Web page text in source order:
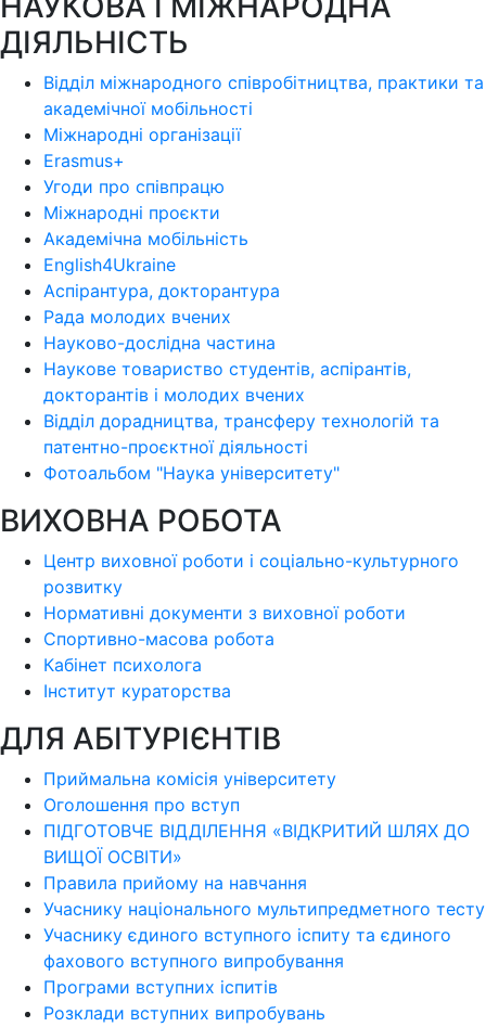
ДІЯЛЬНІСТЬ
Відділ міжнародного співробітництва, практики та
академічної мобільності
Міжнародні організації
Erasmus+
Угоди про співпрацю
Міжнародні проєкти
Академічна мобільність
English4Ukraine
Аспірантура, докторантура
Рада молодих вчених
Науково-дослідна частина
Наукове товариство студентів, аспірантів,
докторантів і молодих вчених
Відділ дорадництва, трансферу технологій та
патентно-проєктної діяльності
Фотоальбом "Наука університету"
ВИХОВНА РОБОТА
Центр виховної роботи і соціально-культурного
розвитку
Нормативні документи з виховної роботи
Спортивно-масова робота
Кабінет психолога
Інститут кураторства
ДЛЯ АБІТУРІЄНТІВ
Приймальна комісія університету
Оголошення про вступ
ПІДГОТОВЧЕ ВІДДІЛЕННЯ «ВІДКРИТИЙ ШЛЯХ ДО
ВИЩОЇ ОСВІТИ»
Правила прийому на навчання
Учаснику національного мультипредметного тесту
Учаснику єдиного вступного іспиту та єдиного
фахового вступного випробування
Програми вступних іспитів
Розклади вступних випробувань